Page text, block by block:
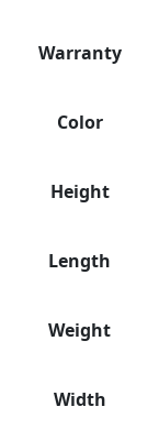
Warranty
Color
Height
Length
Weight
Width